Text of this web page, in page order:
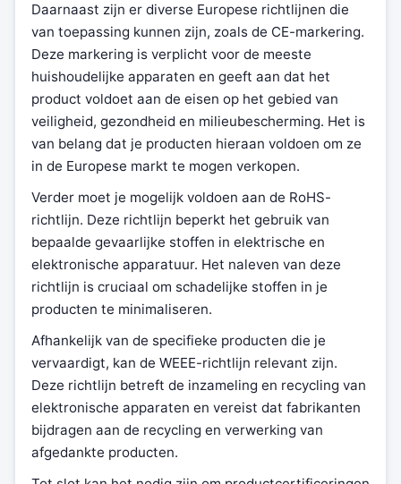
Daarnaast zijn er diverse Europese richtlijnen die
van toepassing kunnen zijn, zoals de CE-markering.
Deze markering is verplicht voor de meeste
huishoudelijke apparaten en geeft aan dat het
product voldoet aan de eisen op het gebied van
veiligheid, gezondheid en milieubescherming. Het is
van belang dat je producten hieraan voldoen om ze
in de Europese markt te mogen verkopen.
Verder moet je mogelijk voldoen aan de RoHS-
richtlijn. Deze richtlijn beperkt het gebruik van
bepaalde gevaarlijke stoffen in elektrische en
elektronische apparatuur. Het naleven van deze
richtlijn is cruciaal om schadelijke stoffen in je
producten te minimaliseren.
Afhankelijk van de specifieke producten die je
vervaardigt, kan de WEEE-richtlijn relevant zijn.
Deze richtlijn betreft de inzameling en recycling van
elektronische apparaten en vereist dat fabrikanten
bijdragen aan de recycling en verwerking van
afgedankte producten.